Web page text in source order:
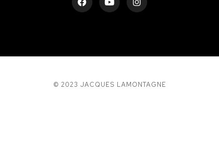
© 2023 JACQUES LAMONTAGNE